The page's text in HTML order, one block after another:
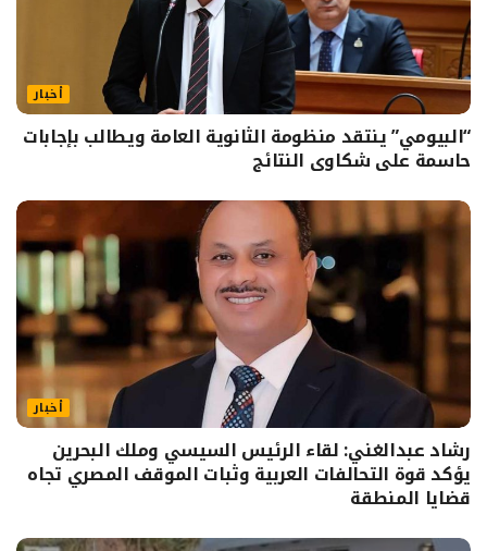
أخبار
“البيومي” ينتقد منظومة الثانوية العامة ويطالب بإجابات
حاسمة على شكاوى النتائج
أخبار
رشاد عبدالغني: لقاء الرئيس السيسي وملك البحرين
يؤكد قوة التحالفات العربية وثبات الموقف المصري تجاه
قضايا المنطقة